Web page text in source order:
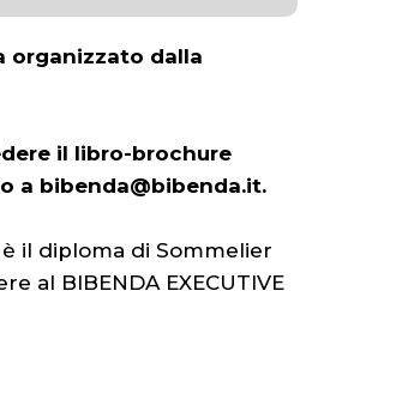
organizzato dalla
il libro-brochure
a bibenda@bibenda.it.
è il diploma di Sommelier
al BIBENDA EXECUTIVE